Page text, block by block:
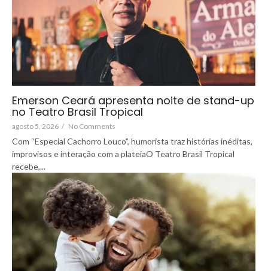
Emerson Ceará apresenta noite de stand-up
no Teatro Brasil Tropical
agosto 5, 2026 / No Comments
Com “Especial Cachorro Louco”, humorista traz histórias inéditas,
improvisos e interação com a plateiaO Teatro Brasil Tropical
recebe,...